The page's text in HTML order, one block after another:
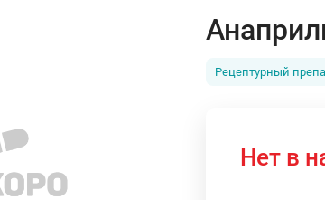
Рецептурный
Нет в